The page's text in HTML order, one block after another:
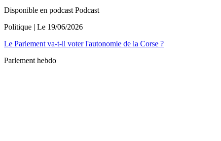
Disponible en podcast Podcast
Politique | Le 19/06/2026
Le Parlement va-t-il voter l'autonomie de la Corse ?
Parlement hebdo